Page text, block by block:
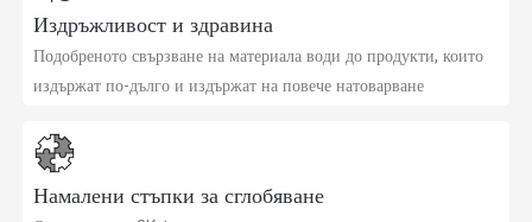
Издръжливост и здравина
Подобреното свързване на материала води до продукти, които
издържат по-дълго и издържат на повече натоварване
Намалени стъпки за сглобяване